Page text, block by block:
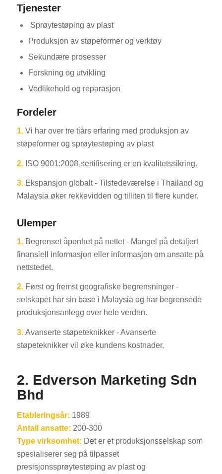
Tjenester
Sprøytestøping av plast
Produksjon av støpeformer og verktøy
Sekundære prosesser
Forskning og utvikling
Vedlikehold og reparasjon
Fordeler
1. Vi har over tre tiårs erfaring med produksjon av
støpeformer og sprøytestøping av plast
2. ISO 9001:2008-sertifisering er en kvalitetssikring.
3. Ekspansjon globalt - Tilstedeværelse i Thailand og
Malaysia øker rekkevidden og tilliten til flere kunder.
Ulemper
1. Begrenset åpenhet på nettet - Mangel på detaljert
finansiell informasjon eller informasjon om ansatte på
nettstedet.
2. Først og fremst geografiske begrensninger -
selskapet har sin base i Malaysia og har begrensede
produksjonsanlegg over hele verden.
3. Avanserte støpeteknikker - Avanserte
støpeteknikker vil øke kundens kostnader.
2. Edverson Marketing Sdn
Bhd
Etableringsår: 1989
Antall ansatte: 200-300
Type virksomhet: Det er et produksjonsselskap som
spesialiserer seg på tilpasset
presisjonssprøytestøping av plast og